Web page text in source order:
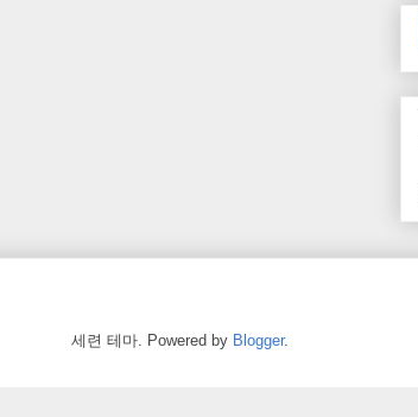
세련 테마. Powered by Blogger.